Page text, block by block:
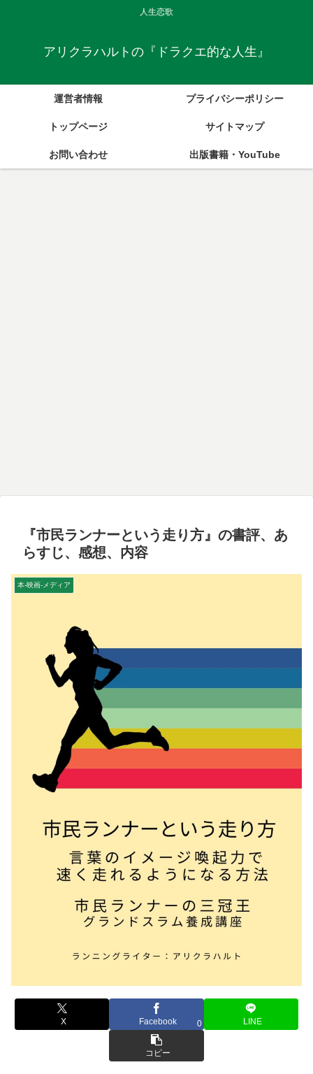
人生恋歌
アリクラハルトの『ドラクエ的な人生』
運営者情報 プライバシーポリシー
トップページ サイトマップ
お問い合わせ 出版書籍・YouTube
『市民ランナーという走り方』の書評、あ
らすじ、感想、内容
本-映画-メディア
X Facebook 0 LINE
コピー